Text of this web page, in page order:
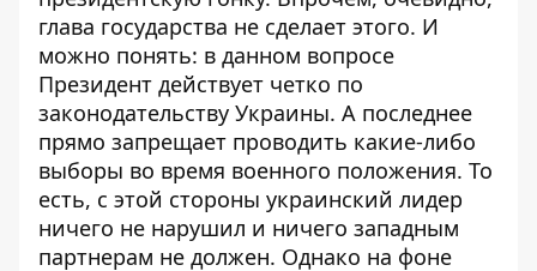
глава государства не сделает этого. И
можно понять: в данном вопросе
Президент действует четко по
законодательству Украины. А последнее
прямо запрещает проводить какие-либо
выборы во время военного положения. То
есть, с этой стороны украинский лидер
ничего не нарушил и ничего западным
партнерам не должен. Однако на фоне